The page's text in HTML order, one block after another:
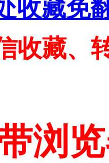
收藏免
收藏、
浏